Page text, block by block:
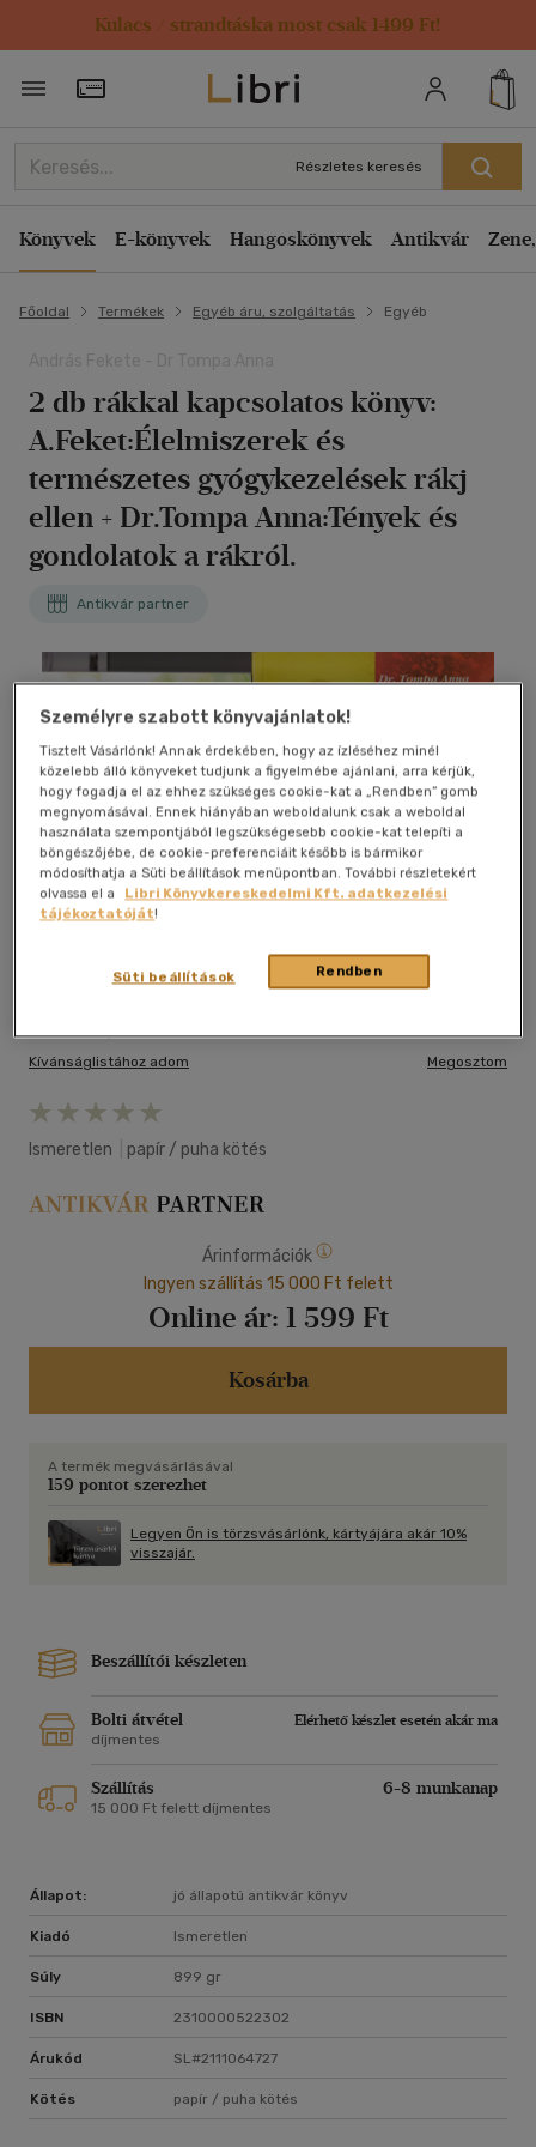
Kulacs / strandtáska most csak 1499 Ft!
Törzsvásárlói Kártya adatai
Részletes keresés
Könyvek E-könyvek Hangoskönyvek Antikvár
Főoldal Termékek Egyéb áru, szolgáltatás Egyéb
2 db rákkal kapcsolatos könyv:
A.Feket:Élelmiszerek és
természetes gyógykezelések rákj
ellen + Dr.Tompa Anna:Tények és
gondolatok a rákról.
Antikvár partner
Kívánságlistához adom Megosztom
Ismeretlen papír / puha kötés
Árinformációk
Ingyen szállítás 15 000 Ft felett
Online ár: 1 599 Ft
Kosárba
A termék megvásárlásával
159 pontot szerezhet
Legyen Ön is törzsvásárlónk, kártyájára akár 10%
visszajár.
Beszállítói készleten
Bolti átvétel
Elérhető készlet esetén akár ma
díjmentes
Szállítás 6-8 munkanap
15 000 Ft felett díjmentes
Állapot: jó állapotú antikvár könyv
Kiadó Ismeretlen
Súly 899 gr
ISBN 2310000522302
Árukód SL#2111064727
Kötés papír / puha kötés
Személyre szabott könyvajánlatok!
Tisztelt Vásárlónk! Annak érdekében, hogy az ízléséhez minél
közelebb álló könyveket tudjunk a figyelmébe ajánlani, arra kérjük,
hogy fogadja el az ehhez szükséges cookie-kat a „Rendben” gomb
megnyomásával. Ennek hiányában weboldalunk csak a weboldal
használata szempontjából legszükségesebb cookie-kat telepíti a
böngészőjébe, de cookie-preferenciáit később is bármikor
módosíthatja a Süti beállítások menüpontban. További részletekért
olvassa el a
Libri Könyvkereskedelmi Kft. adatkezelési
tájékoztatóját!
Rendben
Süti beállítások